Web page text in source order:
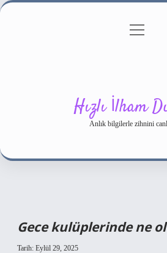
Gizlilik Politikası
menüyü
Hızlı İlham
Anlık bilgilerle zihnini
Gece kulüplerinde ne
Tarih: Eylül 29, 2025